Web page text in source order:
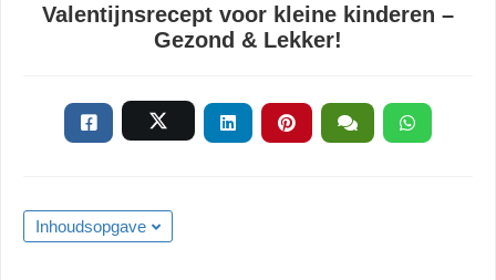
Valentijnsrecept voor kleine kinderen –
Gezond & Lekker!
Inhoudsopgave